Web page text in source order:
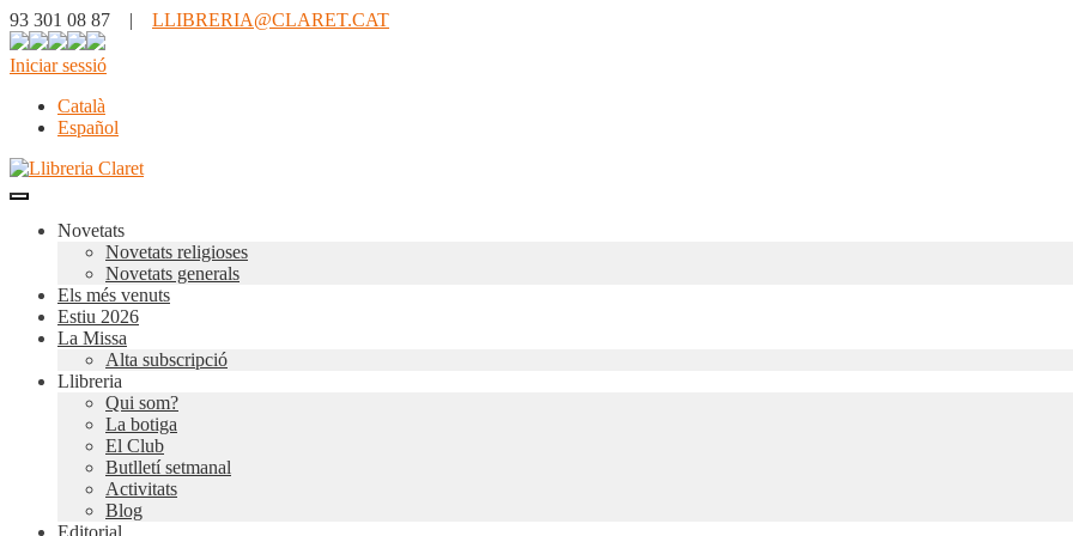
93 301 08 87 | LLIBRERIA@CLARET.CAT
Iniciar sessió
Català
Español
Novetats
Novetats religioses
Novetats generals
Els més venuts
Estiu 2026
La Missa
Alta subscripció
Llibreria
Qui som?
La botiga
El Club
Butlletí setmanal
Activitats
Blog
Editorial